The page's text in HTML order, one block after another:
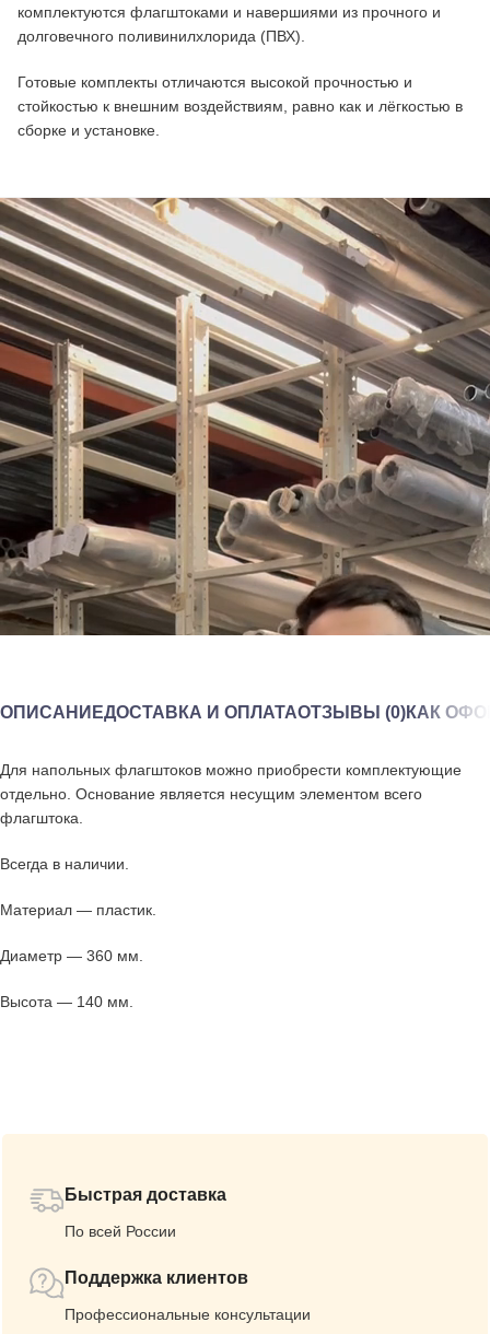
комплектуются флагштоками и навершиями из прочного и
долговечного поливинилхлорида (ПВХ).
Готовые комплекты отличаются высокой прочностью и
стойкостью к внешним воздействиям, равно как и лёгкостью в
сборке и установке.
ОПИСАНИЕДОСТАВКА И ОПЛАТАОТЗЫВЫ (0)КАК
Для напольных флагштоков можно приобрести комплектующие
отдельно. Основание является несущим элементом всего
флагштока.
Всегда в наличии.
Материал — пластик.
Диаметр — 360 мм.
Высота — 140 мм.
Быстрая доставка
По всей России
Поддержка клиентов
Профессиональные консультации